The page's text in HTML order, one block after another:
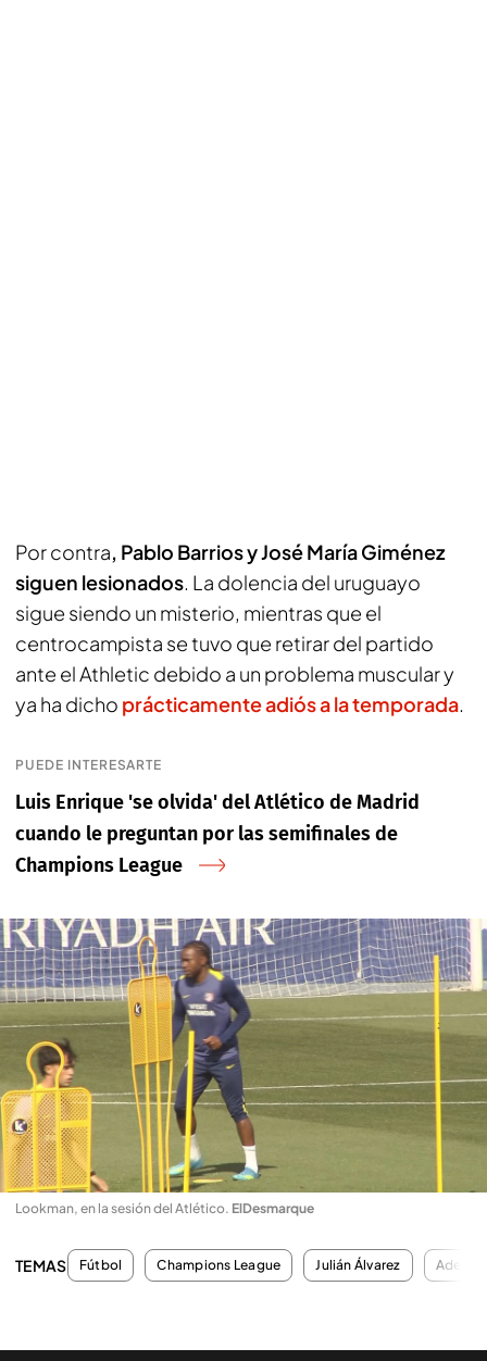
Por contra, Pablo Barrios y José María Giménez
siguen lesionados. La dolencia del uruguayo
sigue siendo un misterio, mientras que el
centrocampista se tuvo que retirar del partido
ante el Athletic debido a un problema muscular y
ya ha dicho prácticamente adiós a la temporada.
PUEDE INTERESARTE
Luis Enrique 'se olvida' del Atlético de Madrid
cuando le preguntan por las semifinales de
Champions League
Lookman, en la sesión del Atlético. ElDesmarque
TEMAS Fútbol Champions League Julián Álvarez